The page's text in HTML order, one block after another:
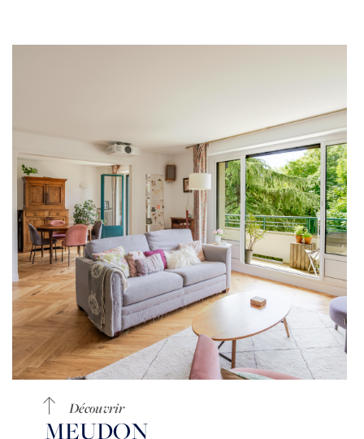
Découvrir
MEUDON